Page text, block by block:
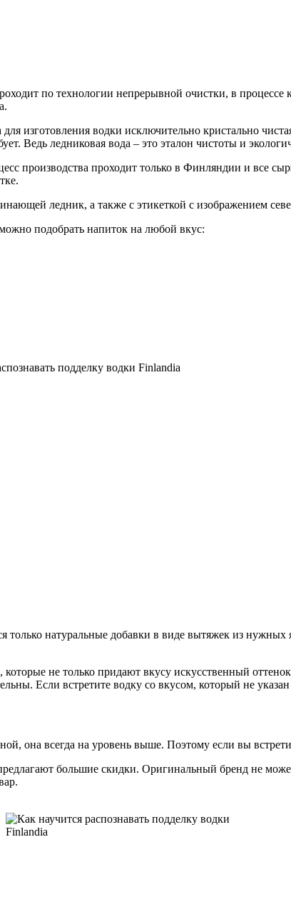
по технологии непрерывной очистки, в процессе
изготовления водки исключительно кристально
Ведь ледниковая вода – это эталон чистоты и
производства проходит только в Финляндии и все
ледник, а также с этикеткой с изображением
подобрать напиток на любой вкус:
натуральные добавки в виде вытяжек из нужных
не только придают вкусу искусственный
Если встретите водку со вкусом, который не
она всегда на уровень выше. Поэтому если вы
большие скидки. Оригинальный бренд не